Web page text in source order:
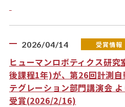
2026/04/14 受賞情報
ヒューマンロボティクス研
後課程1年)が、第26回計測
テグレーション部門講演会
受賞(2026/2/16)